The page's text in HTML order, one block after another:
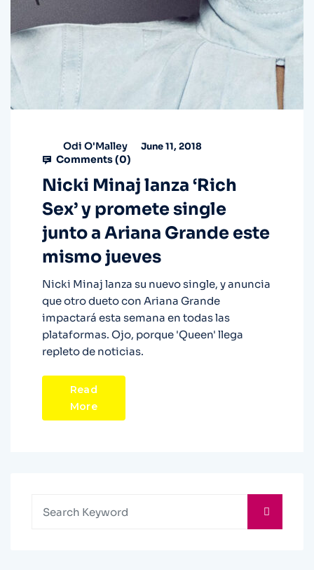
Odi O'Malley June 11, 2018
Comments (0)
Nicki Minaj lanza ‘Rich
Sex’ y promete single
junto a Ariana Grande este
mismo jueves
Nicki Minaj lanza su nuevo single, y anuncia
que otro dueto con Ariana Grande
impactará esta semana en todas las
plataformas. Ojo, porque 'Queen' llega
repleto de noticias.
Read
More